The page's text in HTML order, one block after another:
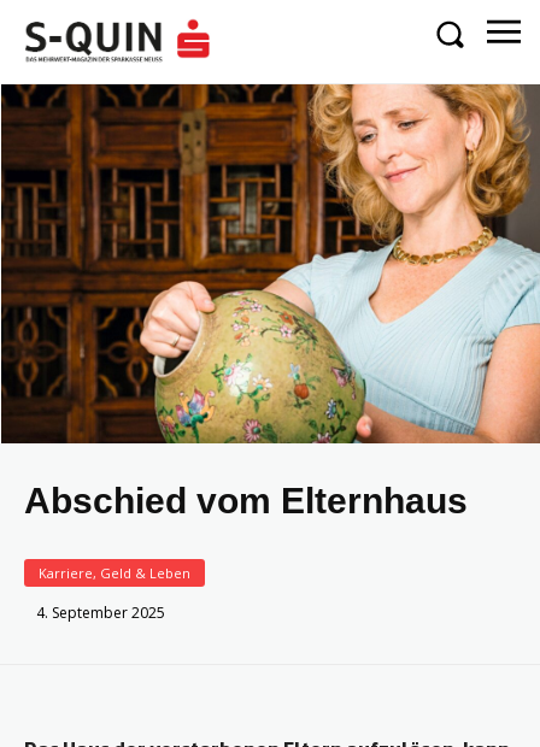
Abschied vom Elternhaus
Karriere, Geld & Leben
4. September 2025